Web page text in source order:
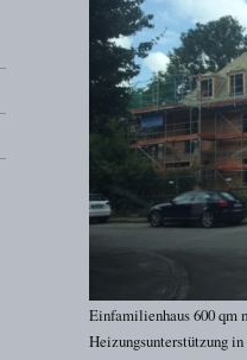
Einfamilienhaus 600 qm
Heizungsunterstützung in